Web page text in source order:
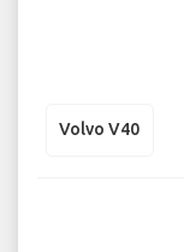
Volvo V40